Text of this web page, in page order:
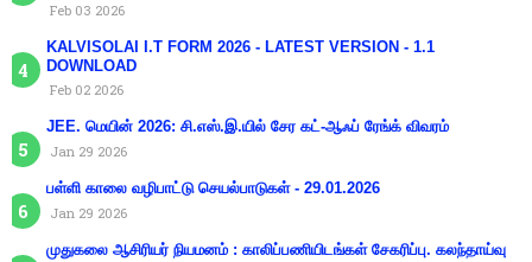
Feb 03 2026
KALVISOLAI I.T FORM 2026 - LATEST VERSION - 1.1
DOWNLOAD
Feb 02 2026
JEE. மெயின் 2026: சி.எஸ்.இ.யில் சேர கட்-ஆஃப் ரேங்க் விவரம்
Jan 29 2026
பள்ளி காலை வழிபாட்டு செயல்பாடுகள் - 29.01.2026
Jan 29 2026
முதுகலை ஆசிரியர் நியமனம் : காலிப்பணியிடங்கள் சேகரிப்பு. கலந்தாய்வு